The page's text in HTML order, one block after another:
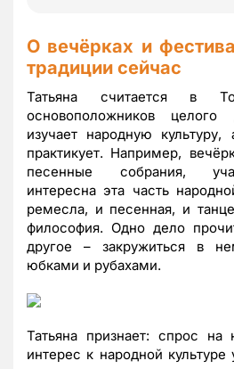
О вечёрках и
традиции сейчас
Татьяна считается в
основоположников целого
изучает народную
практикует. Например,
песенные собрания,
интересна эта часть
ремесла, и песенная, и
философия. Одно дело
другое – закружиться в
юбками и рубахами.
Татьяна признает: спрос
интерес к народной